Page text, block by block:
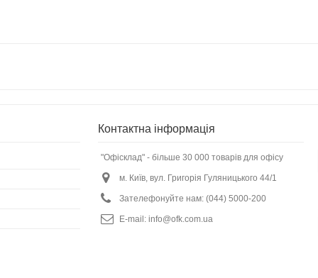
Контактна інформація
"Офісклад" - більше 30 000 товарів для офісу
м. Київ, вул. Григорія Гуляницького 44/1
Зателефонуйте нам: (044) 5000-200
E-mail: info@ofk.com.ua